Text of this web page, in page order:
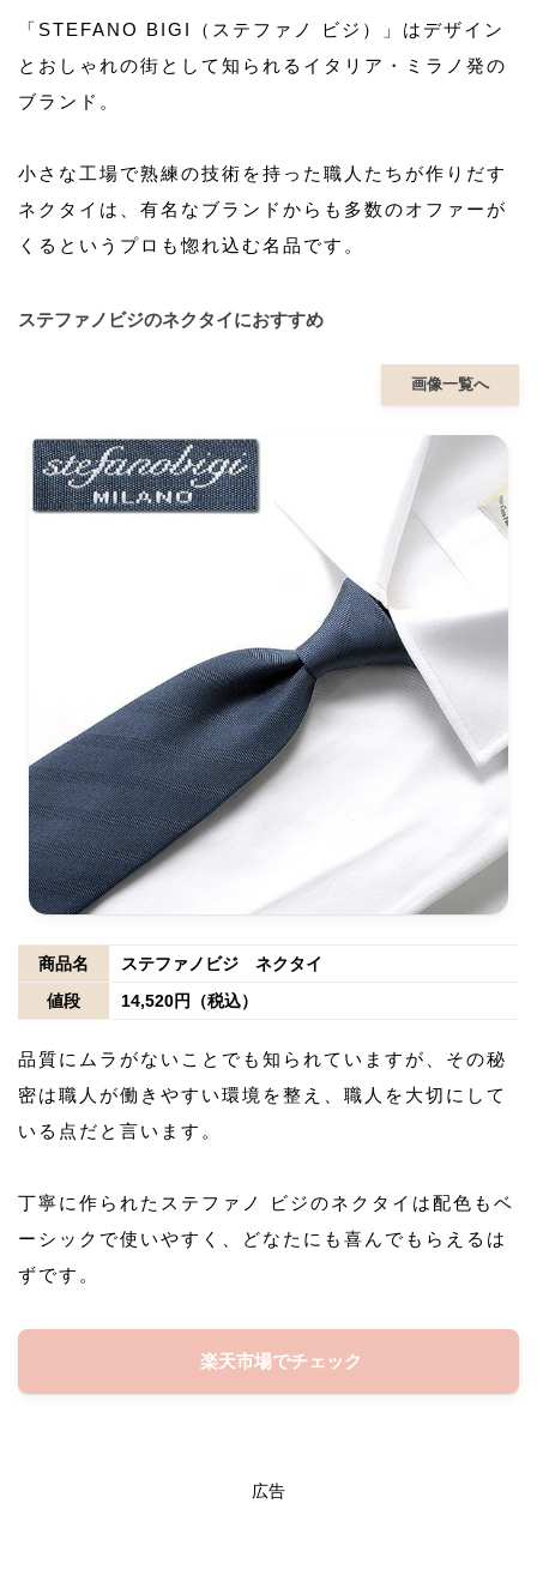
「STEFANO BIGI（ステファノ ビジ）」はデザイン
とおしゃれの街として知られるイタリア・ミラノ発の
ブランド。
小さな工場で熟練の技術を持った職人たちが作りだす
ネクタイは、有名なブランドからも多数のオファーが
くるというプロも惚れ込む名品です。
ステファノビジのネクタイにおすすめ
画像一覧へ
商品名
ステファノビジ ネクタイ
値段
14,520円（税込）
品質にムラがないことでも知られていますが、その秘
密は職人が働きやすい環境を整え、職人を大切にして
いる点だと言います。
丁寧に作られたステファノ ビジのネクタイは配色もベ
ーシックで使いやすく、どなたにも喜んでもらえるは
ずです。
楽天市場でチェック
広告